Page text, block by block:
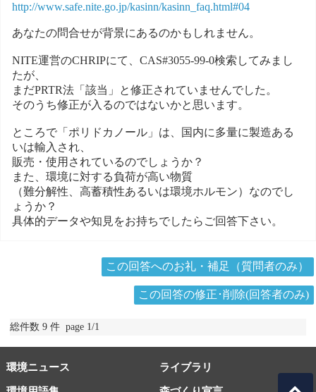
http://www.safe.nite.go.jp/kasinn/kasinn_faq.html#04
あなたの問合せが背景にあるのかもしれません。
NITE運営のCHRIPにて、CAS#3055-99-0検索してみまし
たが、
まだPRTR法「該当」と修正されていませんでした。
そのうち修正が入るのではないかと思います。
ところで「ポリドカノール」は、国内に多量に製造ある
いは輸入され、
販売・使用されているのでしょうか？
また、環境に対する負荷が高い物質
（難分解性、高蓄積性あるいは環境ホルモン）なのでし
ょうか？
具体的データや知見をお持ちでしたらご回答下さい。
この回答へのお礼・補足（質問者のみ）
この回答の修正･削除(回答者のみ)
総件数 9 件 page 1/1
環境ニュース ライブラリ